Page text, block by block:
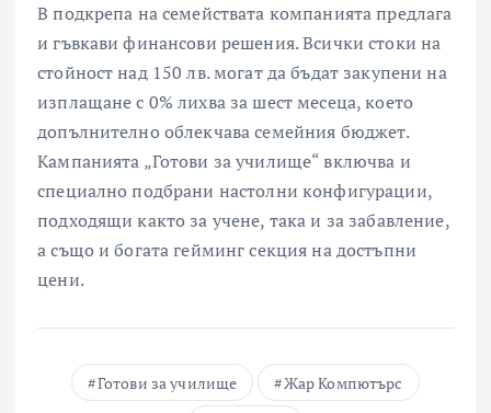
В подкрепа на семействата компанията предлага
и гъвкави финансови решения. Всички стоки на
стойност над 150 лв. могат да бъдат закупени на
изплащане с 0% лихва за шест месеца, което
допълнително облекчава семейния бюджет.
Кампанията „Готови за училище“ включва и
специално подбрани настолни конфигурации,
подходящи както за учене, така и за забавление,
а също и богата гейминг секция на достъпни
цени.
Готови за училище
Жар Компютърс